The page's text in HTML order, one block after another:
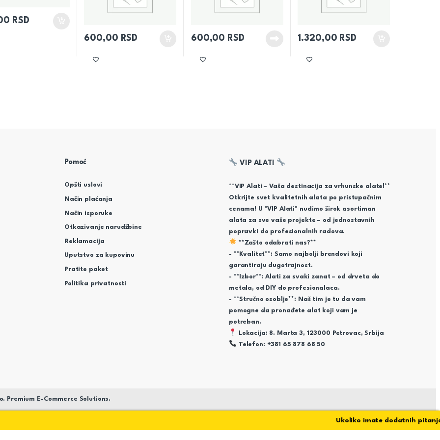
RSD
600,00 RSD 600,00 RSD 1.320,00 RSD
Pomoć
Opšti uslovi
Način plaćanja
Način isporuke
Otkazivanje narudžbine
Reklamacija
Uputstvo za kupovinu
Pratite paket
Politika privatnosti
VIP ALATI
**VIP Alati – Vaša destinacija za vrhunske alate!**
Otkrijte svet kvalitetnih alata po pristupačnim
cenama! U "VIP Alati" nudimo širok asortiman
alata za sve vaše projekte – od jednostavnih
popravki do profesionalnih radova.
**Zašto odabrati nas?**
- **Kvalitet**: Samo najbolji brendovi koji
garantiraju dugotrajnost.
- **Izbor**: Alati za svaki zanat – od drveta do
metala, od DIY do profesionalaca.
- **Stručno osoblje**: Naš tim je tu da vam
pomogne da pronađete alat koji vam je
potreban.
Lokacija: 8. Marta 3, 123000 Petrovac, Srbija
Telefon: +381 65 878 68 50
Premium E-Commerce Solutions.
Ukoliko imate dodatnih pitanja